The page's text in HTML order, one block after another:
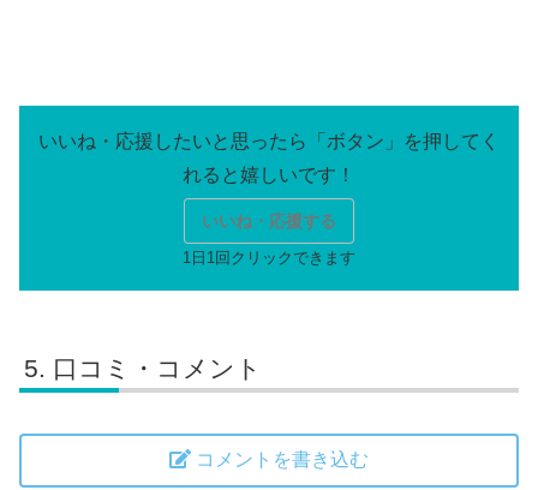
いいね・応援する
口コミ・コメント
コメントを書き込む